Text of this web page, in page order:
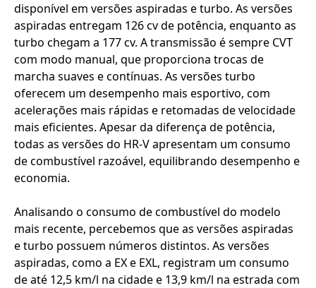
disponível em versões aspiradas e turbo. As versões
aspiradas entregam 126 cv de potência, enquanto as
turbo chegam a 177 cv. A transmissão é sempre CVT
com modo manual, que proporciona trocas de
marcha suaves e contínuas. As versões turbo
oferecem um desempenho mais esportivo, com
acelerações mais rápidas e retomadas de velocidade
mais eficientes. Apesar da diferença de potência,
todas as versões do HR-V apresentam um consumo
de combustível razoável, equilibrando desempenho e
economia.
Analisando o consumo de combustível do modelo
mais recente, percebemos que as versões aspiradas
e turbo possuem números distintos. As versões
aspiradas, como a EX e EXL, registram um consumo
de até 12,5 km/l na cidade e 13,9 km/l na estrada com